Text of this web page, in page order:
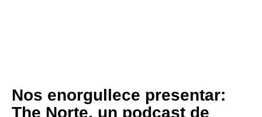
Nos enorgullece presentar:
The Norte, un podcast de